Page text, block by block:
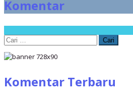
Komentar
Cari
untuk:
Komentar Terbaru